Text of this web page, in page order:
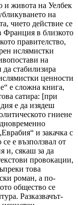
и живота на Уелбек
на
чието действие се
Франция в близкото
правителство,
ислямистки
на
стабилизира
ценности
е сложна книга,
сатира: [при
е да изядеш
гниене
и закачка с
е възползвал от
и, сякаш за да
провокации,
това
роман, а по-
общество се
Разказвачът-